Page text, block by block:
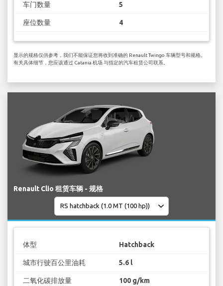
车门数量 5
座位数量 4
显示的规格仅供参考，我们不能保证您将收到准确的 Renault Twingo 车辆型号和规格。
有关具体细节，您应该通过 Catania 机场 与指定的汽车租赁公司联系。
Renault Clio 租赁车辆 - 规格
体型 Hatchback
城市行驶百公里油耗 5.6 l
二氧化碳排放量 100 g/km